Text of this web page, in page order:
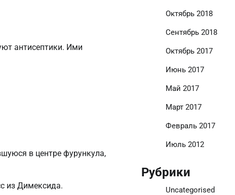
антисептики. Ими
в центре фурункула,
из Димексида.
Октябрь 2018
Сентябрь 2018
Октябрь 2017
Июнь 2017
Май 2017
Март 2017
Февраль 2017
Июль 2012
Рубрики
Uncategorised